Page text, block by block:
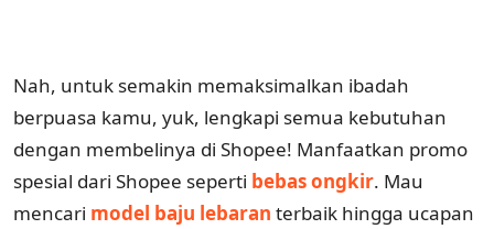
Nah, untuk semakin memaksimalkan ibadah
berpuasa kamu, yuk, lengkapi semua kebutuhan
dengan membelinya di Shopee! Manfaatkan promo
spesial dari Shopee seperti bebas ongkir. Mau
mencari model baju lebaran terbaik hingga ucapan